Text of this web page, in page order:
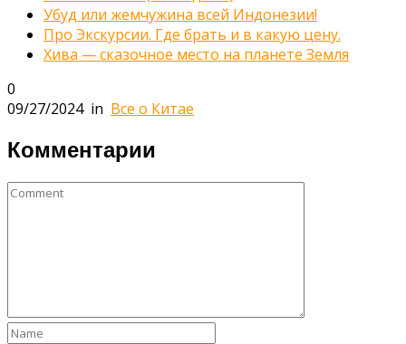
Убуд или жемчужина всей Индонезии!
Про Экскурсии. Где брать и в какую цену.
Хива — сказочное место на планете Земля
0
09/27/2024in Все о Китае
Комментарии